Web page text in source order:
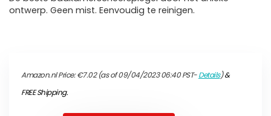
ontwerp. Geen mist. Eenvoudig te reinigen.
Amazon.nl Price:€7.02(as of 09/04/2023 06:40 PST-Details)&
FREE Shipping.